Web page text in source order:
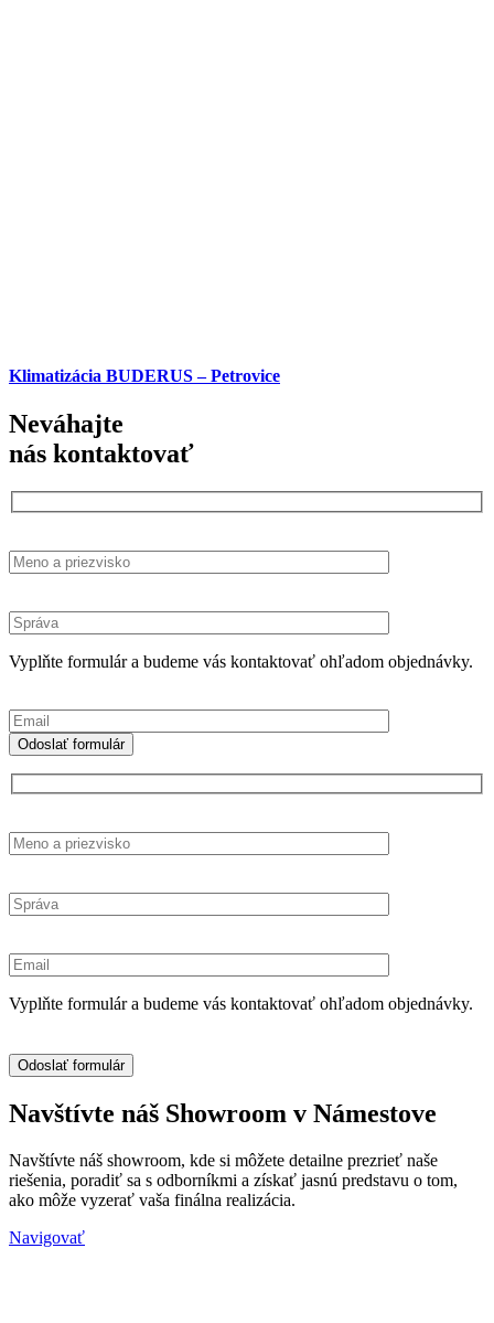
Klimatizácia BUDERUS – Petrovice
Neváhajte
nás kontaktovať
Vyplňte formulár a budeme vás kontaktovať ohľadom objednávky.
Vyplňte formulár a budeme vás kontaktovať ohľadom objednávky.
Navštívte náš Showroom v Námestove
Navštívte náš showroom, kde si môžete detailne prezrieť naše
riešenia, poradiť sa s odborníkmi a získať jasnú predstavu o tom,
ako môže vyzerať vaša finálna realizácia.
Navigovať